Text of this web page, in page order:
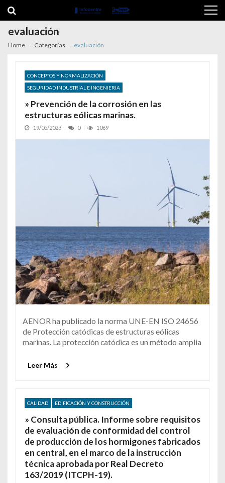
evaluación
Home Categorías evaluación
CONCEPTOS Y NORMALIZACIÓN
SEGURIDAD INDUSTRIAL E INGENIERIA
» Prevención de la corrosión en las
estructuras eólicas marinas.
19/05/2023 0 1069
AENOR ha publicado la norma UNE-EN ISO 24656
de Protección catódicas de estructuras eólicas
marinas. La protección catódica es un método amplia
Leer Más
CALIDAD EDIFICACIÓN Y CONSTRUCCIÓN
» Consulta pública. Informe sobre requisitos
de evaluación de conformidad del control
de producción de los hormigones fabricados
en central, en el marco de la instrucción
técnica aprobada por Real Decreto
163/2019 (ITCPH-19).